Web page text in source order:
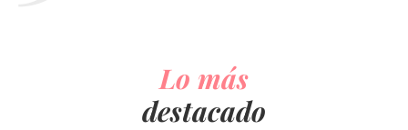
Lo más
destacado